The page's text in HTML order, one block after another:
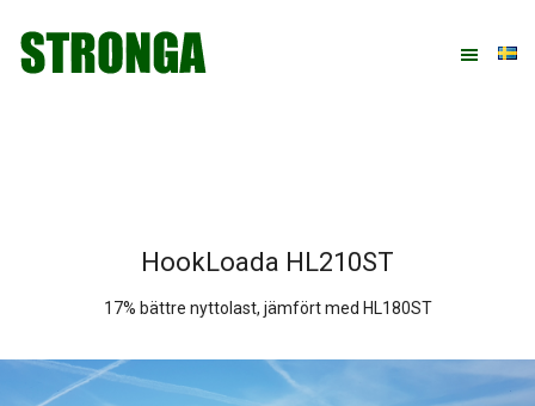
huvudnavigering
huvudinnehåll
sidfot
HookLoada HL210ST
17% bättre nyttolast, jämfört med HL180ST